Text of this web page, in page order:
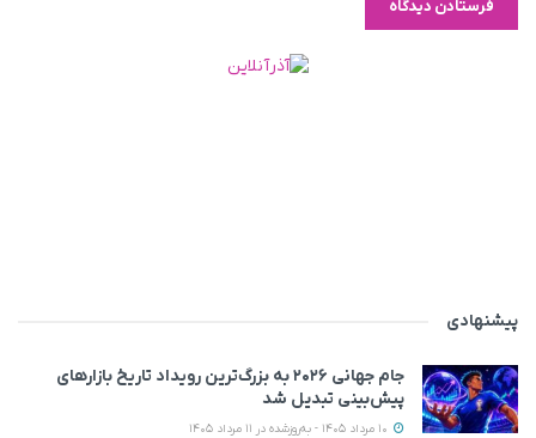
پیشنهادی
جام جهانی ۲۰۲۶ به بزرگ‌ترین رویداد تاریخ بازارهای
پیش‌بینی تبدیل شد